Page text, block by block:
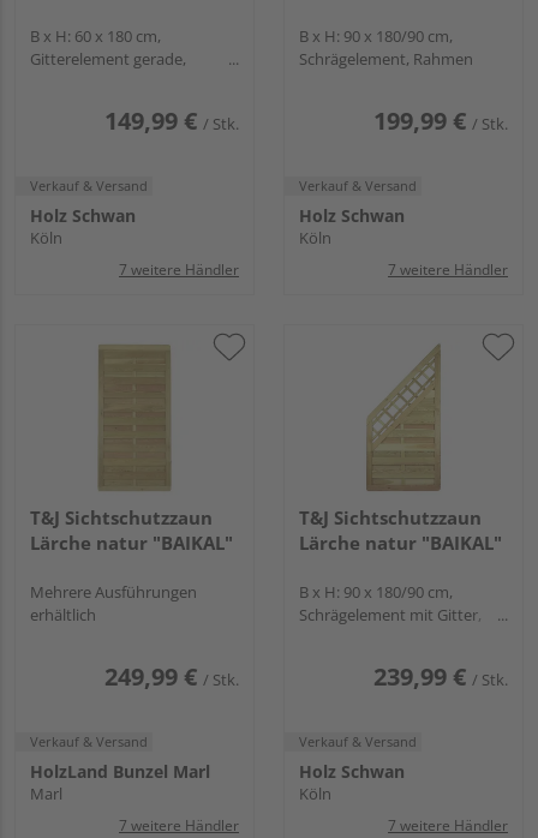
B x H: 60 x 180 cm,
Gitterelement gerade,
149,99 € / Stk.
Verkauf & Versand
Holz Schwan
Köln
7 weitere Händler
B x H: 90 x 180/90 cm,
Schrägelement, Rahmen
199,99 € / Stk.
Verkauf & Versand
Holz Schwan
Köln
7 weitere Händler
T&J Sichtschutzzaun
Lärche natur "BAIKAL"
Mehrere Ausführungen
erhältlich
249,99 € / Stk.
Verkauf & Versand
HolzLand Bunzel Marl
Marl
7 weitere Händler
T&J Sichtschutzzaun
Lärche natur "BAIKAL"
B x H: 90 x 180/90 cm,
Schrägelement mit Gitter,
239,99 € / Stk.
Verkauf & Versand
Holz Schwan
Köln
7 weitere Händler